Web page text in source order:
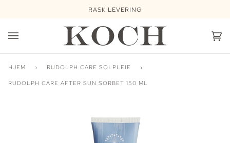
RASK LEVERING
HJEM › RUDOLPH CARE SOLPLEIE ›
RUDOLPH CARE AFTER SUN SORBET 150 ML